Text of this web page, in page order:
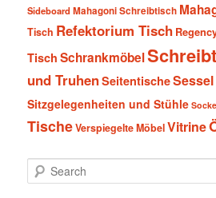
SideboardMahagoni Schreibtisch
Tisch Refektorium Tisch
Tisch Schrankmöbel
und TruhenSeitentischeSessel
Sitzgelegenheiten und Stühle
TischeVerspiegelte MöbelVitrine
e